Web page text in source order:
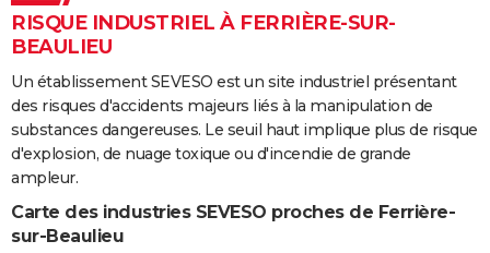
RISQUE INDUSTRIEL À FERRIÈRE-SUR-
BEAULIEU
Un établissement SEVESO est un site industriel présentant
des risques d'accidents majeurs liés à la manipulation de
substances dangereuses. Le seuil haut implique plus de risque
d'explosion, de nuage toxique ou d'incendie de grande
ampleur.
Carte des industries SEVESO proches de Ferrière-
sur-Beaulieu